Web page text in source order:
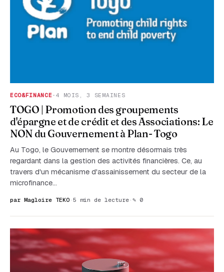
ECO&FINANCE ·4 MOIS, 3 SEMAINES
TOGO | Promotion des groupements
d'épargne et de crédit et des Associations: Le
NON du Gouvernement à Plan- Togo
Au Togo, le Gouvernement se montre désormais très
regardant dans la gestion des activités financières. Ce, au
travers d'un mécanisme d'assainissement du secteur de la
microfinance…
par Magloire TEKO · 5 min de lecture · ✎ 0